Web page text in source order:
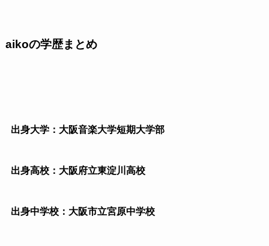
aikoの学歴まとめ
出身大学：大阪音楽大学短期大学部
出身高校：大阪府立東淀川高校
出身中学校：大阪市立宮原中学校